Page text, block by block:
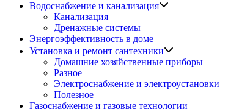
Водоснабжение и канализация
Канализация
Дренажные системы
Энергоэффективность в доме
Установка и ремонт сантехники
Домашние хозяйственные приборы
Разное
Электроснабжение и электроустановки
Полезное
Газоснабжение и газовые технологии